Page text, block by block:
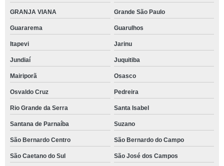
GRANJA VIANA Grande São Paulo
Guararema Guarulhos
Itapevi Jarinu
Jundiaí Juquitiba
Mairiporã Osasco
Osvaldo Cruz Pedreira
Rio Grande da Serra Santa Isabel
Santana de Parnaíba Suzano
São Bernardo Centro São Bernardo do Campo
São Caetano do Sul São José dos Campos